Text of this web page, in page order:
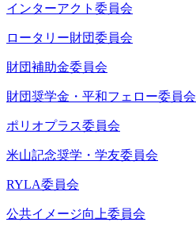
インターアクト委員会
ロータリー財団委員会
財団補助金委員会
財団奨学金・平和フェロー委員会
ポリオプラス委員会
米山記念奨学・学友委員会
RYLA委員会
公共イメージ向上委員会